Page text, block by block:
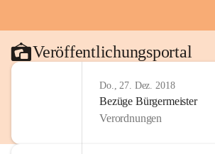
Veröffentlichungsportal
Do., 27. Dez. 2018
Bezüge Bürgermeister
Verordnungen